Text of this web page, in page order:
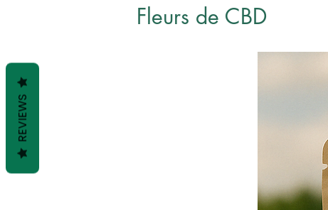
Fleurs de CBD
REVIEWS